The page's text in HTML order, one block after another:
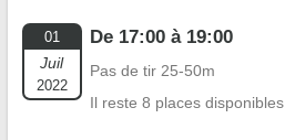
01
Juil
2022
De 17:00 à 19:00
Pas de tir 25-50m
Il reste 8 places disponibles